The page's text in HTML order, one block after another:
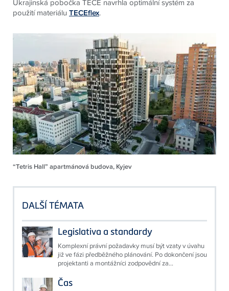
Ukrajinská pobočka TECE navrhla optimální systém za
použití materiáluTECEflex.
“Tetris Hall” apartmánová budova, Kyjev
DALŠÍ TÉMATA
Legislativa a standardy
Komplexní právní požadavky musí být vzaty v úvahu
již ve fázi předběžného plánování. Po dokončení jsou
projektanti a montážníci zodpovědní za...
Čas